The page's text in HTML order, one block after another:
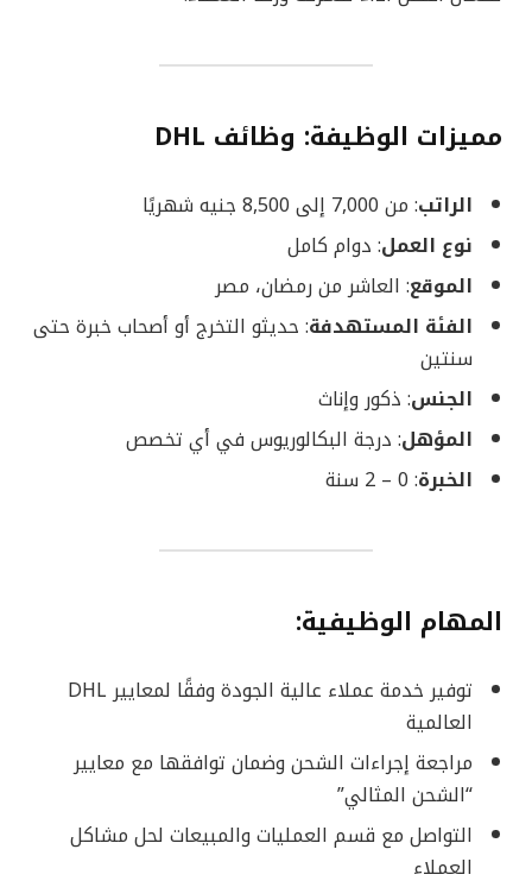
مميزات الوظيفة: وظائف DHL
الراتب: من 7,000 إلى 8,500 جنيه شهريًا
نوع العمل: دوام كامل
الموقع: العاشر من رمضان، مصر
الفئة المستهدفة: حديثو التخرج أو أصحاب خبرة حتى
سنتين
الجنس: ذكور وإناث
المؤهل: درجة البكالوريوس في أي تخصص
الخبرة: 0 – 2 سنة
المهام الوظيفية:
توفير خدمة عملاء عالية الجودة وفقًا لمعايير DHL
العالمية
مراجعة إجراءات الشحن وضمان توافقها مع معايير
“الشحن المثالي”
التواصل مع قسم العمليات والمبيعات لحل مشاكل
العملاء